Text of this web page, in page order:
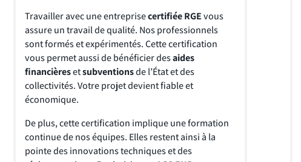
Travailler avec une entreprisecertifiée RGEvous
assure un travail de qualité. Nos professionnels
sont formés et expérimentés. Cette certification
vous permet aussi de bénéficier desaides
financièresetsubventionsde l’État et des
collectivités. Votre projet devient fiable et
économique.
De plus, cette certification implique une formation
continue de nos équipes. Elles restent ainsi à la
pointe des innovations techniques et des